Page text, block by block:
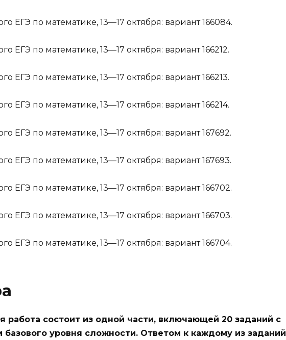
ЕГЭ по математике, 13—17 октября: вариант 166084.
ЕГЭ по математике, 13—17 октября: вариант 166212.
ЕГЭ по математике, 13—17 октября: вариант 166213.
ЕГЭ по математике, 13—17 октября: вариант 166214.
ЕГЭ по математике, 13—17 октября: вариант 167692.
ЕГЭ по математике, 13—17 октября: вариант 167693.
ЕГЭ по математике, 13—17 октября: вариант 166702.
ЕГЭ по математике, 13—17 октября: вариант 166703.
ЕГЭ по математике, 13—17 октября: вариант 166704.
работа состоит из одной части, включающей 20 заданий с
базового уровня сложности. Ответом к каждому из заданий